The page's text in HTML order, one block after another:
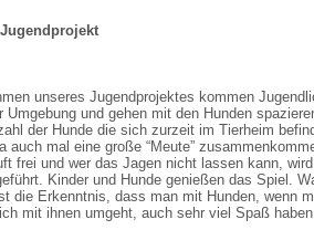
unseres Jugendprojektes kommen
Umgebung und gehen mit den Hunden
der Hunde die sich zurzeit im Tierheim
auch mal eine große “Meute”
frei und wer das Jagen nicht lassen kann,
Kinder und Hunde genießen das Spiel.
die Erkenntnis, dass man mit Hunden, wenn
mit ihnen umgeht, auch sehr viel Spaß